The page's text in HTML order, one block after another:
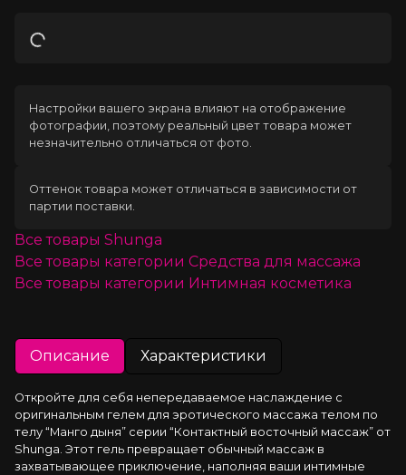
Загрузка
Настройки вашего экрана влияют на отображение
фотографии, поэтому реальный цвет товара может
незначительно отличаться от фото.
Оттенок товара может отличаться в зависимости от
партии поставки.
Все товары Shunga
Все товары категории Средства для массажа
Все товары категории Интимная косметика
Описание Характеристики
Откройте для себя непередаваемое наслаждение с
оригинальным гелем для эротического массажа телом по
телу “Манго дыня” серии “Контактный восточный массаж” от
Shunga. Этот гель превращает обычный массаж в
захватывающее приключение, наполняя ваши интимные